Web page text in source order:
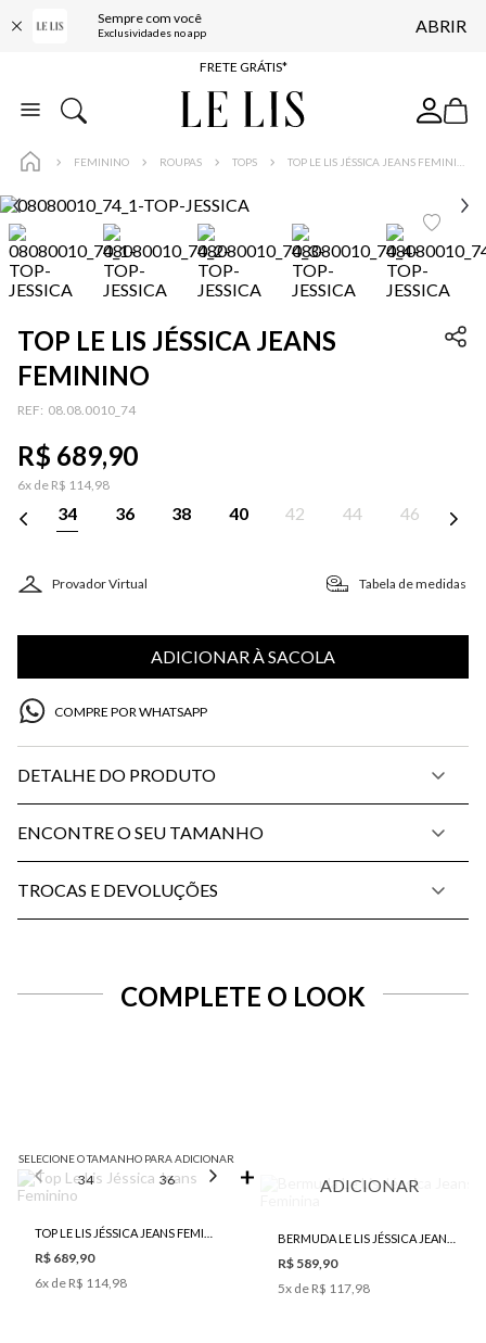
Sempre com você
Exclusividades no app ABRIR
ENTREGA EXPRESSA*
FRETE GRÁTIS*
BAIXE O APP
FEMININO ROUPAS TOPS
TOP LE LIS JÉSSICA JEANS
FEMININO
: 08.08.0010_74
R$ 689,90
6x de R$ 114,98
34 36 38 40 42 44 46
Provador Virtual Tabela de medidas
ADICIONAR À SACOLA
COMPRE POR WHATSAPP
DETALHE DO PRODUTO
ENCONTRE O SEU TAMANHO
TROCAS E DEVOLUÇÕES
COMPLETE O LOOK
SELECIONE O TAMANHO PARA ADICIONAR
34 36 38 40
R$ 689,90
6x de R$ 114,98
ADICIONAR
R$ 589,90
5x de R$ 117,98